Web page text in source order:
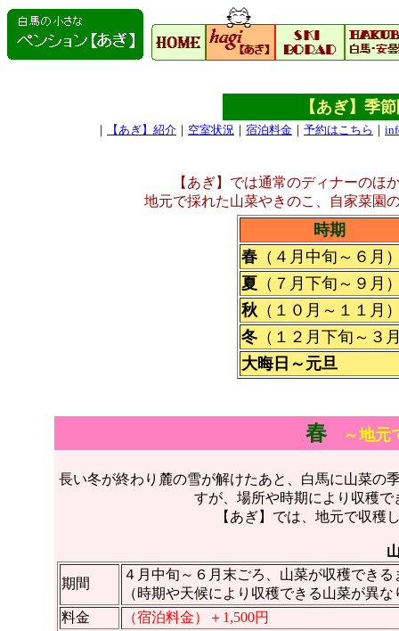
【あぎ】季
｜ 【あぎ】紹介 ｜ 空室状況 ｜ 宿泊料金 ｜ 予約はこちら ｜
【あぎ】では通常のディナーのほ
地元で採れた山菜やきのこ、自家菜園
時期
春（４月中旬～６月
夏 （７月下旬～９月
秋 （１０月～１１月
冬 （１２月下旬～３
大晦日～元旦
春～地元
長い冬が終わり麓の雪が解けたあと、白馬に山菜の
すが、場所や時期により収穫
【あぎ】では、地元で収穫
期間
４月中旬～６月末ごろ、山菜が収穫できる
（時期や天候により収穫できる山菜が異な
料金
（宿泊料金）＋1,500円